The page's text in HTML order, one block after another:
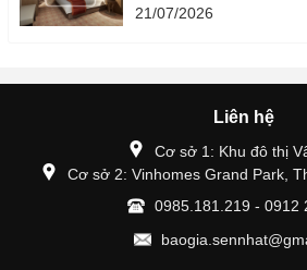
21/07/2026
Liên hệ
Cơ sở 1: Khu đô thị
Cơ sở 2: Vinhomes Grand Park,
0985.181.219 - 0912